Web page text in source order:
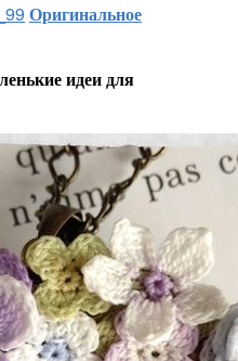
Оригинальное
идеи для